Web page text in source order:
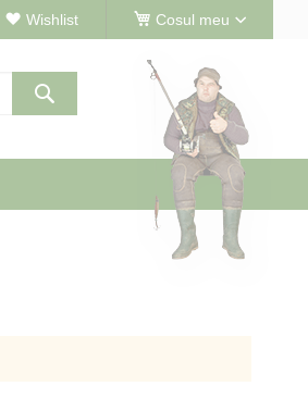
Cosul meu
Wishlist